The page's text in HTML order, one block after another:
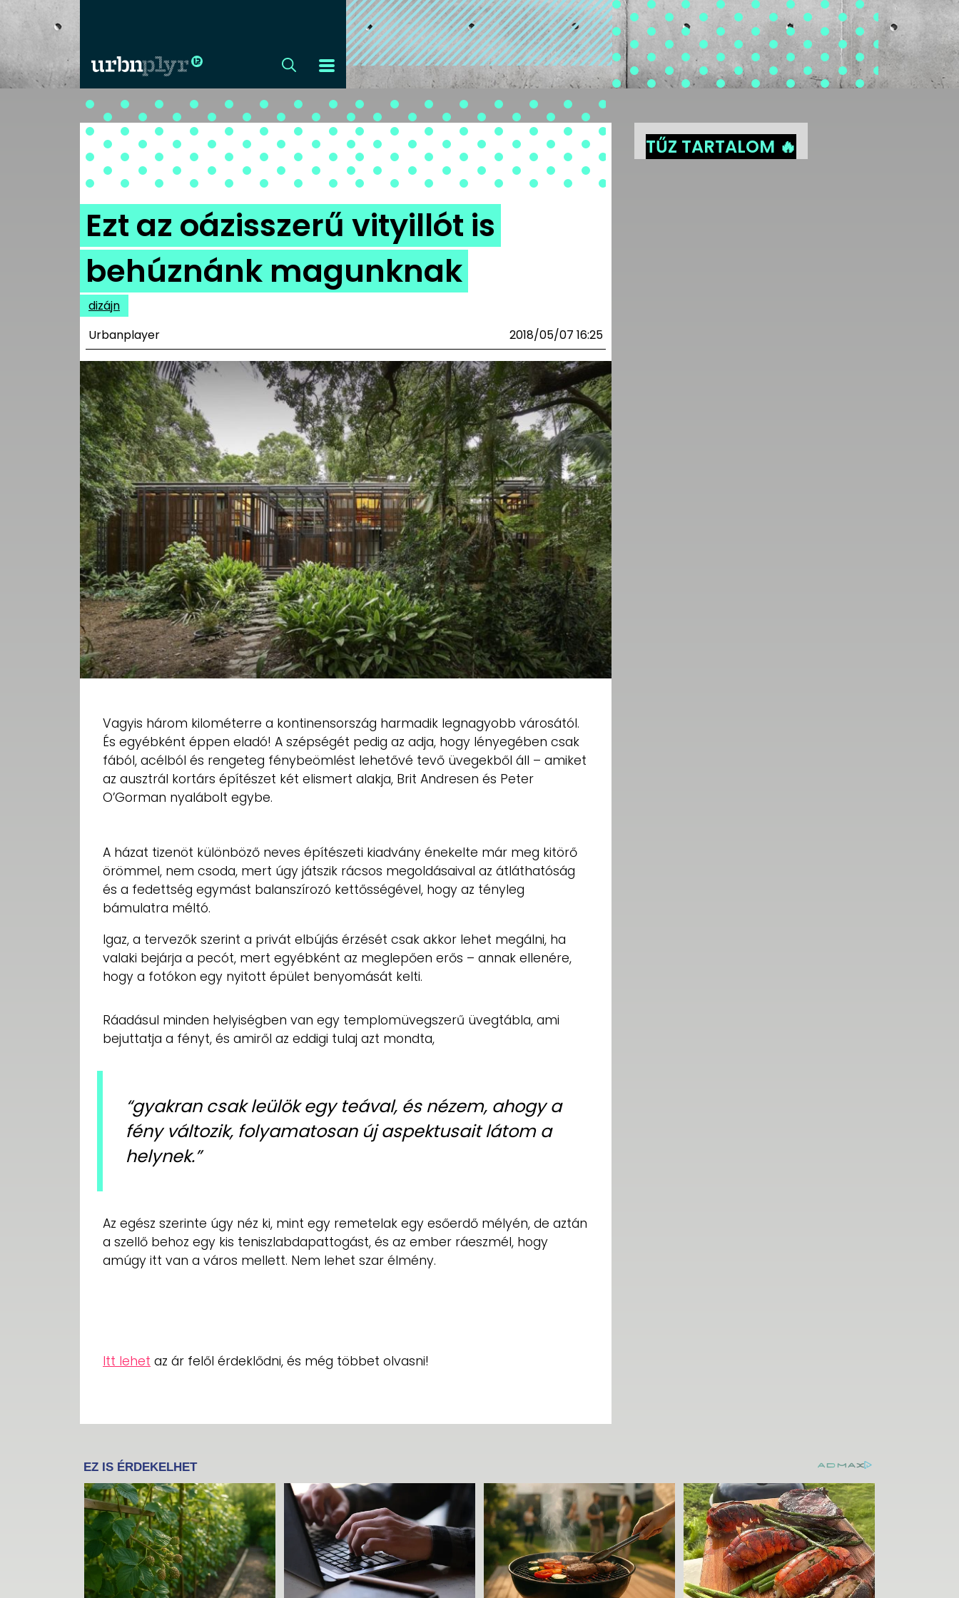
CÍMLAP
DIZÁJN
DIVAT
HIP
KULT
ZENE
IMPRESSZUM
PR-ARCHÍVUM
ADATKEZELÉSI
TÁJÉKOZTATÓ
Ezt az oázisszerű vityillót is
behúznánk magunknak
dizájn
Urbanplayer
2018/05/07 16:25
Vagyis három kilométerre a kontinensország harmadik legnagyobb városától.
És egyébként éppen eladó! A szépségét pedig az adja, hogy lényegében csak
fából, acélból és rengeteg fénybeömlést lehetővé tevő üvegekből áll – amiket
az ausztrál kortárs építészet két elismert alakja, Brit Andresen és Peter
O’Gorman nyalábolt egybe.
A házat tizenöt különböző neves építészeti kiadvány énekelte már meg kitörő
örömmel, nem csoda, mert úgy játszik rácsos megoldásaival az átláthatóság
és a fedettség egymást balanszírozó kettősségével, hogy az tényleg
bámulatra méltó.
Igaz, a tervezők szerint a privát elbújás érzését csak akkor lehet megálni, ha
valaki bejárja a pecót, mert egyébként az meglepően erős – annak ellenére,
hogy a fotókon egy nyitott épület benyomását kelti.
Ráadásul minden helyiségben van egy templomüvegszerű üvegtábla, ami
bejuttatja a fényt, és amiről az eddigi tulaj azt mondta,
“gyakran csak leülök egy teával, és nézem, ahogy a
fény változik, folyamatosan új aspektusait látom a
helynek.”
Az egész szerinte úgy néz ki, mint egy remetelak egy esőerdő mélyén, de aztán
a szellő behoz egy kis teniszlabdapattogást, és az ember ráeszmél, hogy
amúgy itt van a város mellett. Nem lehet szar élmény.
Itt lehet az ár felől érdeklődni, és még többet olvasni!
TŰZ TARTALOM 🔥